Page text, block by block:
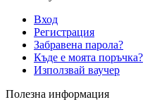
Вход
Регистрация
Забравена парола?
Къде е моята поръчка?
Използвай ваучер
Полезна информация